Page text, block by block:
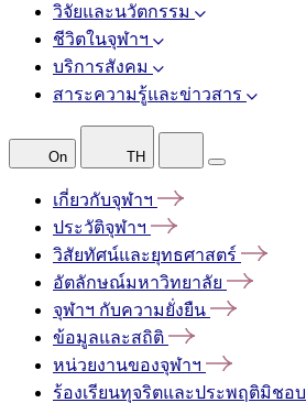
วิจัยและนวัตกรรม
ชีวิตในจุฬาฯ
บริการสังคม
สาระความรู้และข่าวสาร
On TH
เกี่ยวกับจุฬาฯ
ประวัติจุฬาฯ
วิสัยทัศน์และยุทธศาสตร์
อัตลักษณ์มหาวิทยาลัย
จุฬาฯ กับความยั่งยืน
ข้อมูลและสถิติ
หน่วยงานของจุฬาฯ
ร้องเรียนทุจริตและประพฤติมิชอบ